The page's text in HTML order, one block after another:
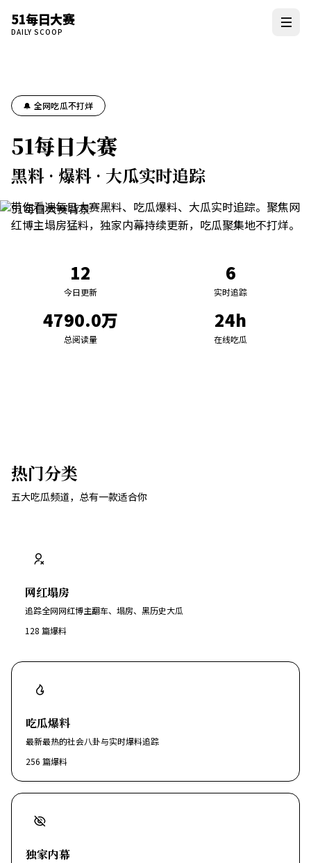
51每日大赛
DAILY SCOOP
🔔 全网吃瓜不打烊
51每日大赛
黑料 · 爆料 · 大瓜实时追踪
带你看遍每日大赛黑料、吃瓜爆料、大瓜实时追踪。聚焦网
红博主塌房猛料，独家内幕持续更新，吃瓜聚集地不打烊。
12
今日更新
6
实时追踪
4790.0万
总阅读量
24h
在线吃瓜
热门分类
五大吃瓜频道，总有一款适合你
网红塌房
追踪全网网红博主翻车、塌房、黑历史大瓜
128 篇爆料
吃瓜爆料
最新最热的社会八卦与实时爆料追踪
256 篇爆料
独家内幕